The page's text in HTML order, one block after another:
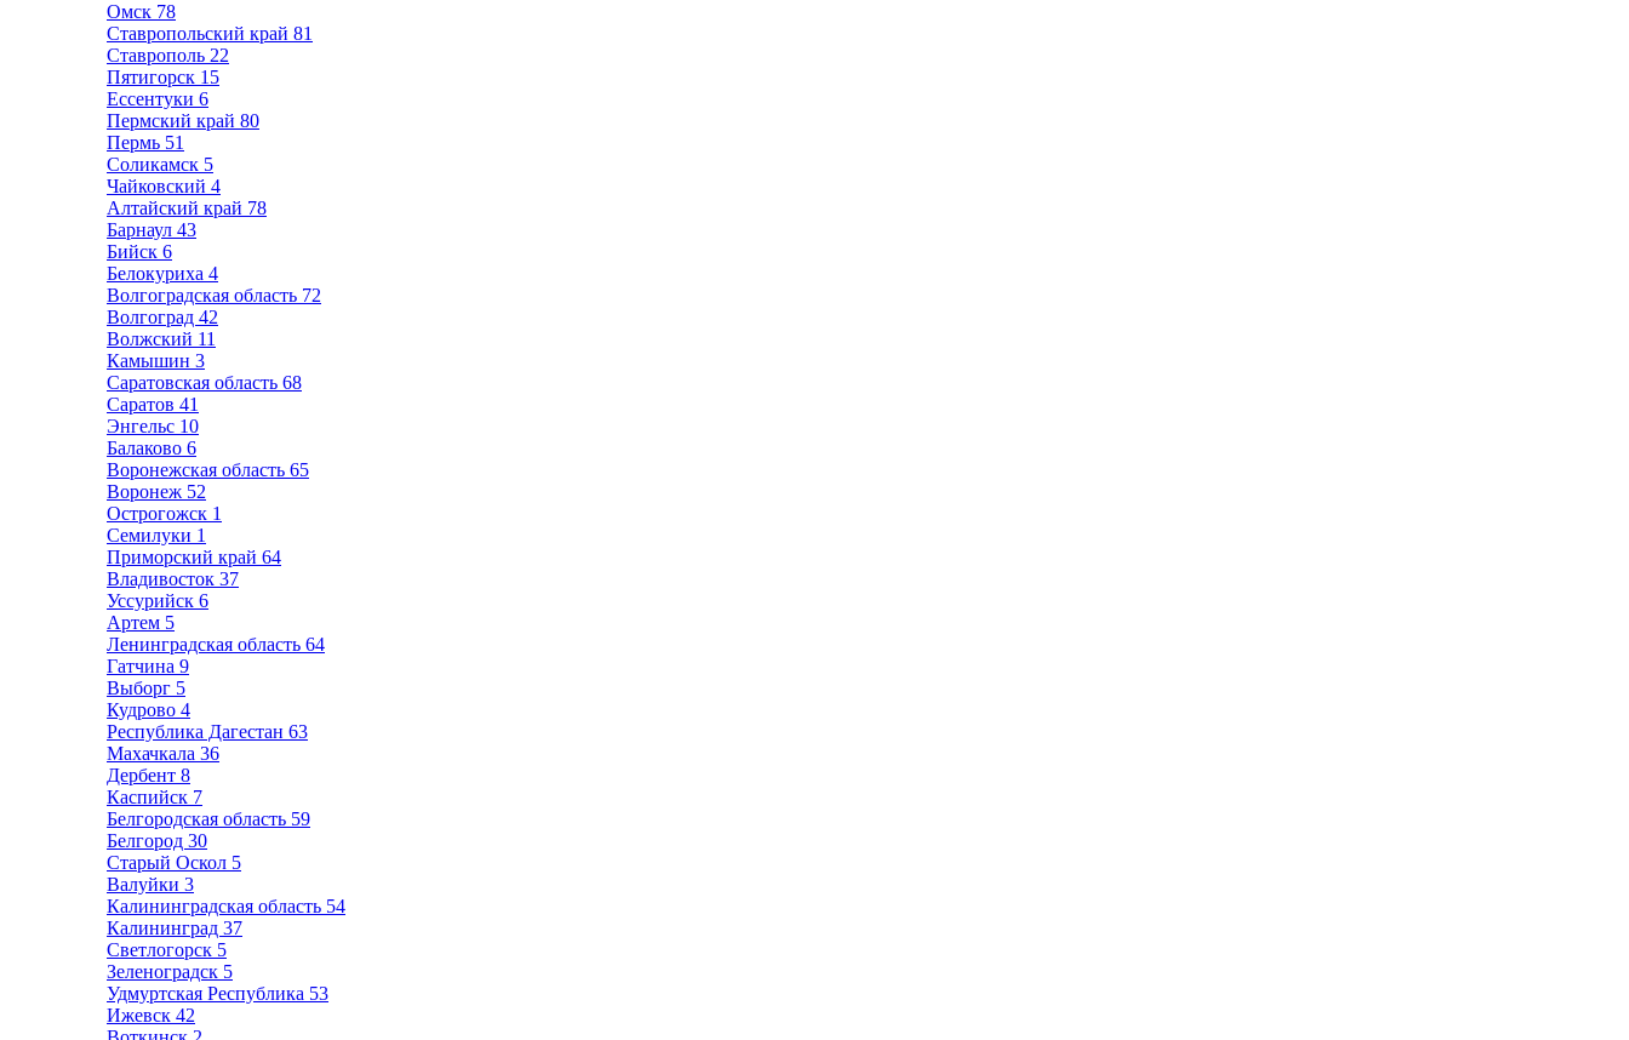
Омск 78
Ставропольский край 81
Ставрополь 22
Пятигорск 15
Ессентуки 6
Пермский край 80
Пермь 51
Соликамск 5
Чайковский 4
Алтайский край 78
Барнаул 43
Бийск 6
Белокуриха 4
Волгоградская область 72
Волгоград 42
Волжский 11
Камышин 3
Саратовская область 68
Саратов 41
Энгельс 10
Балаково 6
Воронежская область 65
Воронеж 52
Острогожск 1
Семилуки 1
Приморский край 64
Владивосток 37
Уссурийск 6
Артем 5
Ленинградская область 64
Гатчина 9
Выборг 5
Кудрово 4
Республика Дагестан 63
Махачкала 36
Дербент 8
Каспийск 7
Белгородская область 59
Белгород 30
Старый Оскол 5
Валуйки 3
Калининградская область 54
Калининград 37
Светлогорск 5
Зеленоградск 5
Удмуртская Республика 53
Ижевск 42